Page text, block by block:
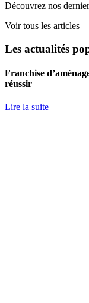
Découvrez nos
Voir tous les articles
Les actualités
Franchise
réussir
Lire la suite